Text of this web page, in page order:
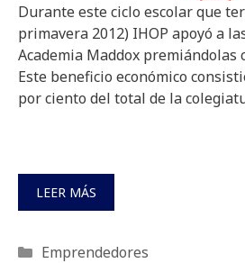
Durante este ciclo escolar que
primavera 2012) IHOP apoyó a
Academia Maddox premiándolas
Este beneficio económico
por ciento del total de la
LEER MÁS
Categorías
Emprendedores